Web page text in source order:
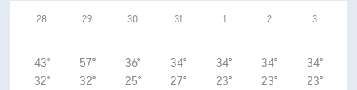
28
43°
32°
29
57°
32°
30
36°
25°
31
34°
27°
1
34°
23°
2
34°
23°
3
34°
23°